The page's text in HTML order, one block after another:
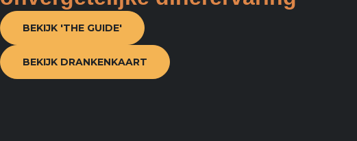
BEKIJK 'THE GUIDE'
BEKIJK DRANKENKAART